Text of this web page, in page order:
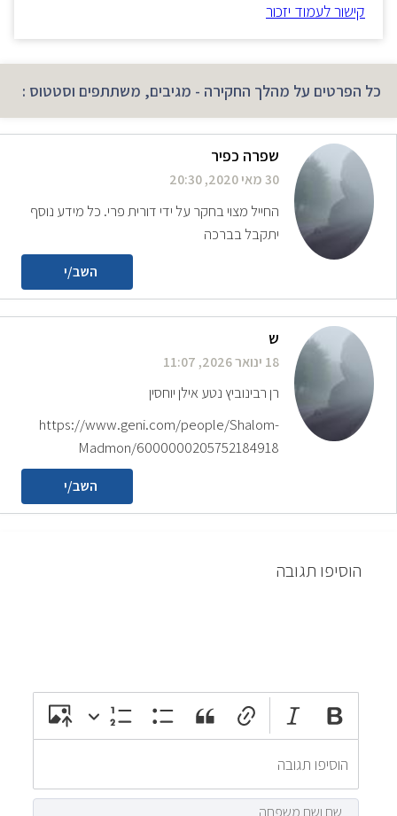
קישור לעמוד יזכור
כל הפרטים על מהלך החקירה - מגיבים, משתתפים וסטטוס :
שפרה כפיר
30 מאי 2020, 20:30
החייל מצוי בחקר על ידי דורית פרי. כל מידע נוסף
יתקבל בברכה
השב/י
ש
18 ינואר 2026, 11:07
רן רבינוביץ נטע אילן יוחסין
https://www.geni.com/people/Shalom-
Madmon/6000000205752184918
השב/י
הוסיפו תגובה
attach_file
photo_camera